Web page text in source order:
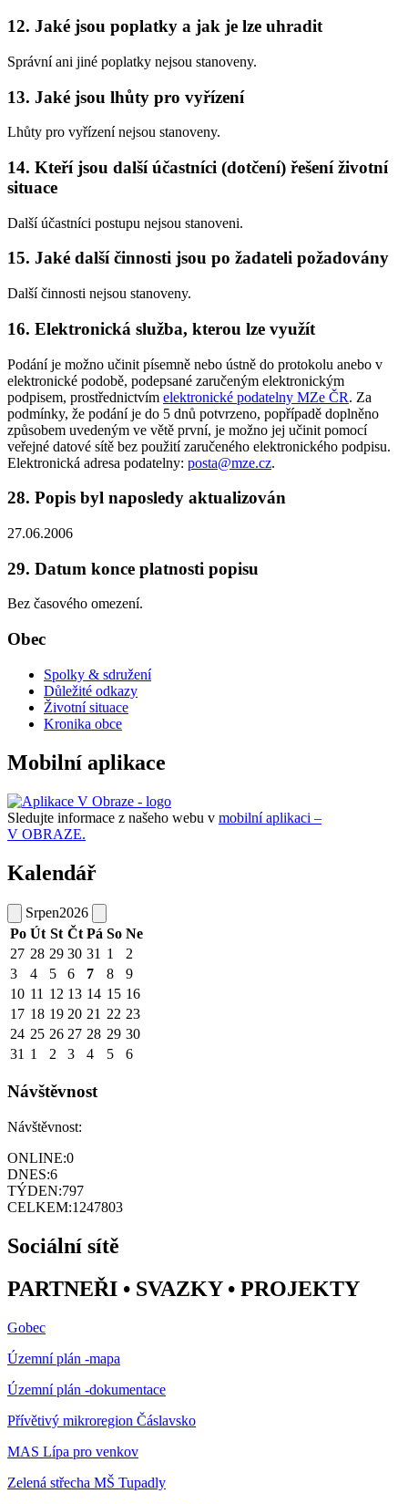
12. Jaké jsou poplatky a jak je lze uhradit
Správní ani jiné poplatky nejsou stanoveny.
13. Jaké jsou lhůty pro vyřízení
Lhůty pro vyřízení nejsou stanoveny.
14. Kteří jsou další účastníci (dotčení) řešení životní
situace
Další účastníci postupu nejsou stanoveni.
15. Jaké další činnosti jsou po žadateli požadovány
Další činnosti nejsou stanoveny.
16. Elektronická služba, kterou lze využít
Podání je možno učinit písemně nebo ústně do protokolu anebo v
elektronické podobě, podepsané zaručeným elektronickým
podpisem, prostřednictvím elektronické podatelny MZe ČR. Za
podmínky, že podání je do 5 dnů potvrzeno, popřípadě doplněno
způsobem uvedeným ve větě první, je možno jej učinit pomocí
veřejné datové sítě bez použití zaručeného elektronického podpisu.
Elektronická adresa podatelny: posta@mze.cz.
28. Popis byl naposledy aktualizován
27.06.2006
29. Datum konce platnosti popisu
Bez časového omezení.
Obec
Spolky & sdružení
Důležité odkazy
Životní situace
Kronika obce
Mobilní aplikace
Sledujte informace z našeho webu v mobilní aplikaci –
V OBRAZE.
Kalendář
Srpen2026
Po Út St Čt Pá So Ne
27 28 29 30 31 1
2
3
4 5 6 7 8
9
10 11 12 13 14 15 16
17 18 19 20 21 22 23
24 25 26 27 28 29 30
31 1 2 3 4 5 6
Návštěvnost
Návštěvnost:
ONLINE:0
DNES:6
TÝDEN:797
CELKEM:1247803
Sociální sítě
PARTNEŘI • SVAZKY • PROJEKTY
Gobec
Územní plán -mapa
Územní plán -dokumentace
Přívětivý mikroregion Čáslavsko
MAS Lípa pro venkov
Zelená střecha MŠ Tupadly